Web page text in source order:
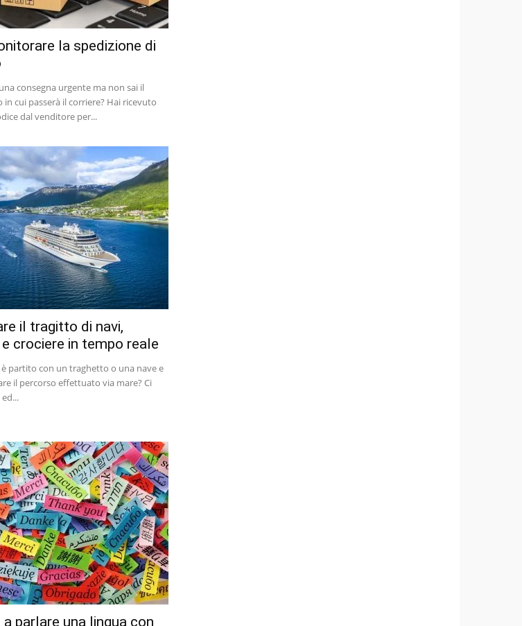
la spedizione di
consegna urgente ma non sai il
in cui passerà il corriere? Hai ricevuto
dal venditore per...
il tragitto di navi,
crociere in tempo reale
partito con un traghetto o una nave e
il percorso effettuato via mare? Ci
a parlare una lingua con